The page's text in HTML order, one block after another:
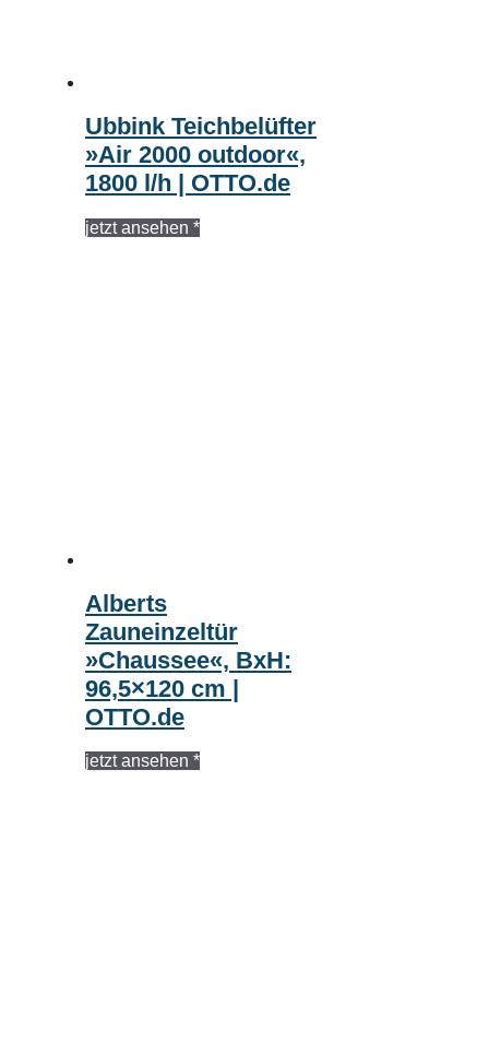
Ubbink Teichbelüfter
»Air 2000 outdoor«,
1800 l/h | OTTO.de
jetzt ansehen *
Alberts
Zauneinzeltür
»Chaussee«, BxH:
96,5×120 cm |
OTTO.de
jetzt ansehen *